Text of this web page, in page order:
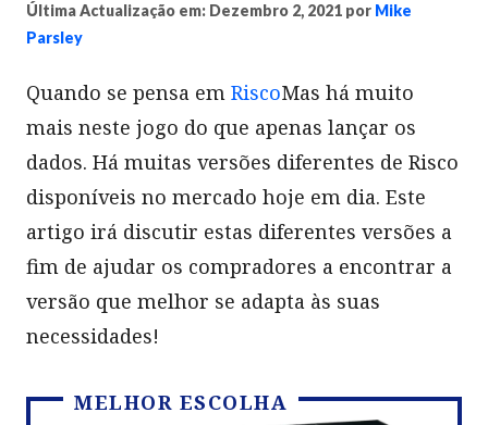
Última Actualização em: Dezembro 2, 2021 por Mike
Parsley
Quando se pensa em RiscoMas há muito
mais neste jogo do que apenas lançar os
dados. Há muitas versões diferentes de Risco
disponíveis no mercado hoje em dia. Este
artigo irá discutir estas diferentes versões a
fim de ajudar os compradores a encontrar a
versão que melhor se adapta às suas
necessidades!
MELHOR ESCOLHA